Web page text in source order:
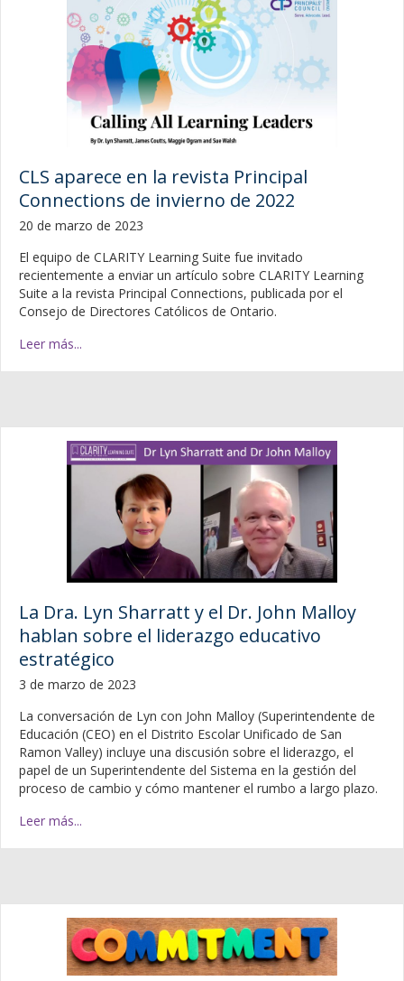
CLS aparece en la revista Principal
Connections de invierno de 2022
20 de marzo de 2023
El equipo de CLARITY Learning Suite fue invitado
recientemente a enviar un artículo sobre CLARITY Learning
Suite a la revista Principal Connections, publicada por el
Consejo de Directores Católicos de Ontario.
Leer más...
La Dra. Lyn Sharratt y el Dr. John Malloy
hablan sobre el liderazgo educativo
estratégico
3 de marzo de 2023
La conversación de Lyn con John Malloy (Superintendente de
Educación (CEO) en el Distrito Escolar Unificado de San
Ramon Valley) incluye una discusión sobre el liderazgo, el
papel de un Superintendente del Sistema en la gestión del
proceso de cambio y cómo mantener el rumbo a largo plazo.
Leer más...